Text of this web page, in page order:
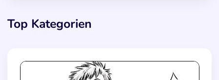
Top Kategorien